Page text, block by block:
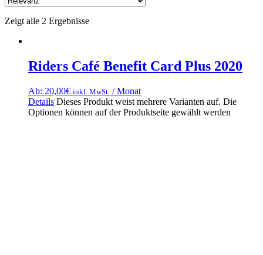
Zeigt alle 2 Ergebnisse
Riders Café Benefit Card Plus 2020
Ab: 20,00€ inkl. MwSt. / Monat
Details Dieses Produkt weist mehrere Varianten auf. Die
Optionen können auf der Produktseite gewählt werden